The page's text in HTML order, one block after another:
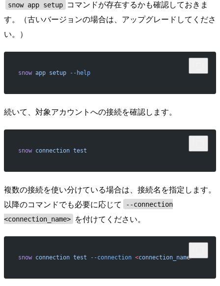
snow app setup
コマンドが存在するかも確認しておきま
す。（古いバージョンの場合は、アップグレードしてくださ
い。）
snow app setup --help
続いて、対象アカウントへの接続を確認します。
snow connection test
複数の接続を使い分けている場合は、接続名を指定します。
以降のコマンドでも必要に応じて
--connection
<connection_name>
を付けてください。
snow connection test --connection <connection_name>